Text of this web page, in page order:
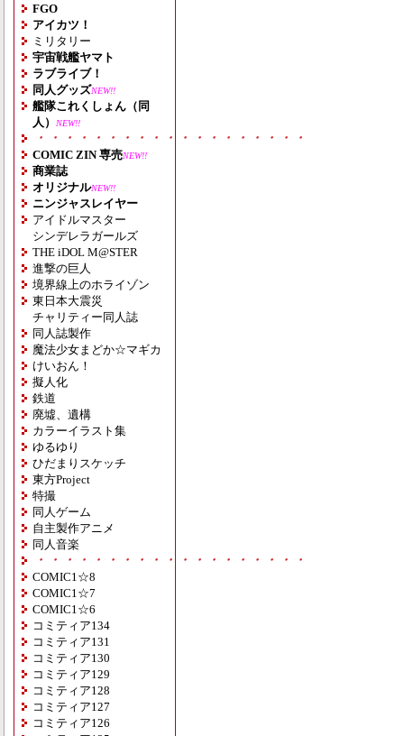
FGO
アイカツ！
ミリタリー
宇宙戦艦ヤマト
ラブライブ！
同人グッズNEW!!
艦隊これくしょん（同
人）
NEW!!
・・・・・・・・・・・・・・・・・・・
COMIC ZIN 専売NEW!!
商業誌
オリジナルNEW!!
ニンジャスレイヤー
アイドルマスター
シンデレラガールズ
THE iDOL M@STER
進撃の巨人
境界線上のホライゾン
東日本大震災
チャリティー同人誌
同人誌製作
魔法少女まどか☆マギカ
けいおん！
擬人化
鉄道
廃墟、遺構
カラーイラスト集
ゆるゆり
ひだまりスケッチ
東方Project
特撮
同人ゲーム
自主製作アニメ
同人音楽
・・・・・・・・・・・・・・・・・・・
COMIC1☆8
COMIC1☆7
COMIC1☆6
コミティア134
コミティア131
コミティア130
コミティア129
コミティア128
コミティア127
コミティア126